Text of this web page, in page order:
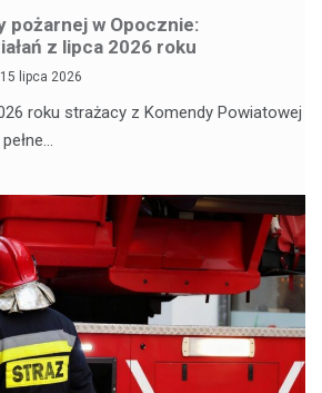
pożarnej w Opocznie:
z lipca 2026 roku
15 lipca 2026
roku strażacy z Komendy Powiatowej